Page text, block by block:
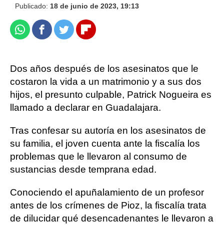
Publicado: 18 de junio de 2023, 19:13
WhatsappFacebook
TwitterFlipboard
Dos años después de los asesinatos que le
costaron la vida a un matrimonio y a sus dos
hijos, el presunto culpable, Patrick Nogueira es
llamado a declarar en Guadalajara.
Tras confesar su autoría en los asesinatos de
su familia, el joven cuenta ante la fiscalía los
problemas que le llevaron al consumo de
sustancias desde temprana edad.
Conociendo el apuñalamiento de un profesor
antes de los crímenes de Pioz, la fiscalía trata
de dilucidar qué desencadenantes le llevaron a